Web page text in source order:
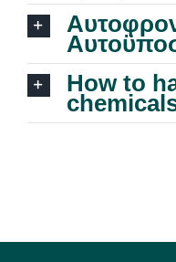
Σεμινάρια
How to